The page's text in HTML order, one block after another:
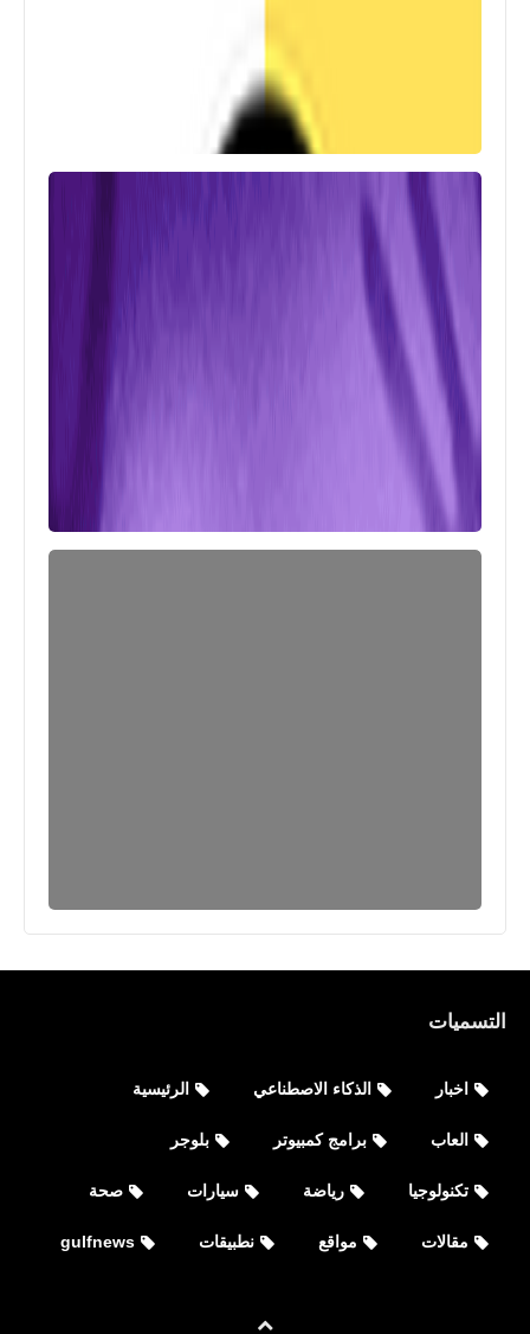
التسميات
اخبار الذكاء الاصطناعي الرئيسية
العاب برامج كمبيوتر بلوجر
تكنولوجيا رياضة سيارات صحة
مقالات مواقع نطبيقات gulfnews